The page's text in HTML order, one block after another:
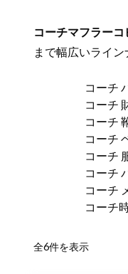
コーチマフラーコ
まで幅広いライン
コーチ
コーチ
コーチ
コーチ
コーチ
コーチ
コーチ
コーチ
全6件を表示新